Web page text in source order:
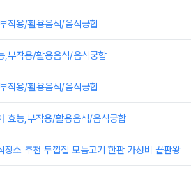
작용/활용음식/음식궁합
,부작용/활용음식/음식궁합
작용/활용음식/음식궁합
효능,부작용/활용음식/음식궁합
장소 추천 두껍집 모듬고기 한판 가성비 끝판왕